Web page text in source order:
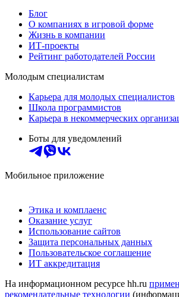
Блог
О компаниях в игровой форме
Жизнь в компании
ИТ-проекты
Рейтинг работодателей России
Молодым специалистам
Карьера для молодых специалистов
Школа программистов
Карьера в некоммерческих
Боты для уведомлений
Мобильное приложение
Этика и комплаенс
Оказание услуг
Использование сайтов
Защита персональных данных
Пользовательское соглашение
ИТ аккредитация
На информационном ресурсе hh.ru
рекомендательные технологии